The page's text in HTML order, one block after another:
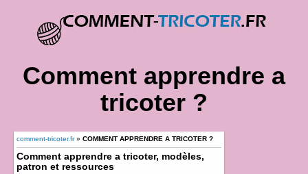
Comment apprendre a
tricoter ?
comment-tricoter.fr» COMMENT APPRENDRE A TRICOTER ?
Comment apprendre a tricoter, modèles,
patron et ressources